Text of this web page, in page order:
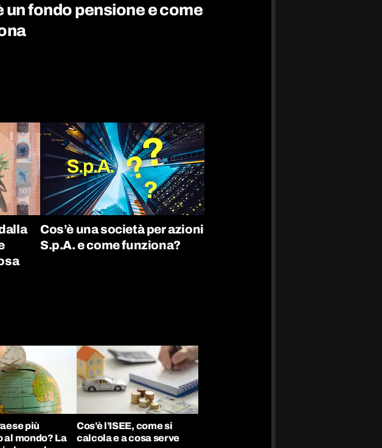
un fondo pensione e come
Cos’è una società per azioni
S.p.A. e come funziona?
più
al mondo? La
Cos’è l’ISEE, come si
calcola e a cosa serve